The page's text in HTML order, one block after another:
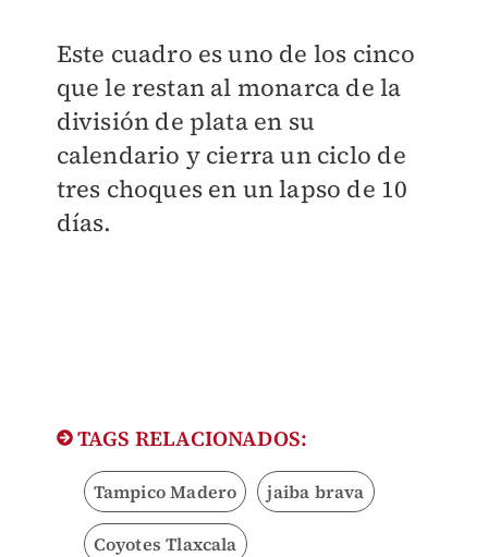
Este cuadro es uno de los cinco
que le restan al monarca de la
división de plata en su
calendario y cierra un ciclo de
tres choques en un lapso de 10
días.
TAGS RELACIONADOS:
Tampico Madero jaiba brava
Coyotes Tlaxcala